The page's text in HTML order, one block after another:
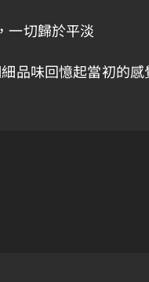
一切歸於平淡
品味回憶起當初的感